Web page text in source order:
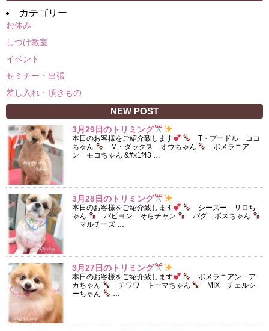
カテゴリー
お休み
しつけ教室
イベント
セミナー・出張
差し入れ・頂きもの
NEW POST
3月29日のトリミング
本日のお客様をご紹介致します
T・プードル ココ
ちゃん
M・ダックス オウちゃん
ポメラニア
ン モコちゃん &#x1f43 …
3月28日のトリミング
本日のお客様をご紹介致します
シーズー リロち
ゃん
パピヨン そらチャン
パグ ボスちゃん
マルチーズ …
3月27日のトリミング
本日のお客様をご紹介致します
ポメラニアン ア
カちゃん
チワワ トーマちゃん
MIX チェルシ
ーちゃん
…